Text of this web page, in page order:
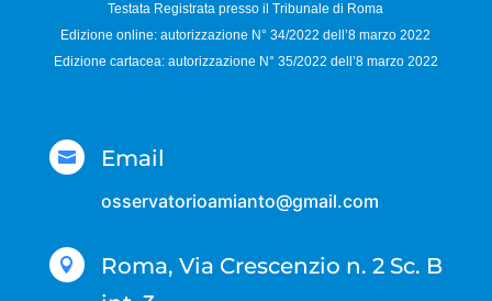
Testata Registrata presso il Tribunale di Roma
Edizione online: autorizzazione N°34/2022 dell’8 marzo 2022
Edizione cartacea: autorizzazione N° 35/2022 dell’8 marzo 2022
 Email
osservatorioamianto@gmail.com

Roma, Via Crescenzio n. 2 Sc. B